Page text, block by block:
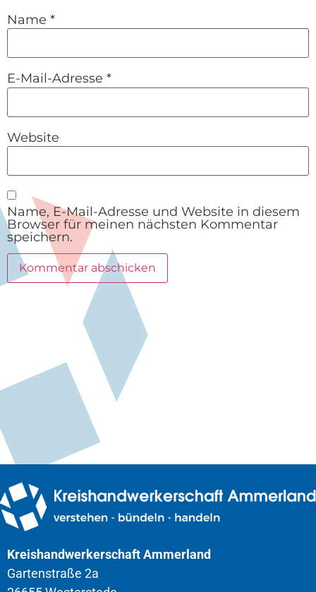
Name *
E-Mail-Adresse *
Website
Name, E-Mail-Adresse und Website in diesem
Browser für meinen nächsten Kommentar
speichern.
Kreishandwerkerschaft Ammerland
Gartenstraße 2a